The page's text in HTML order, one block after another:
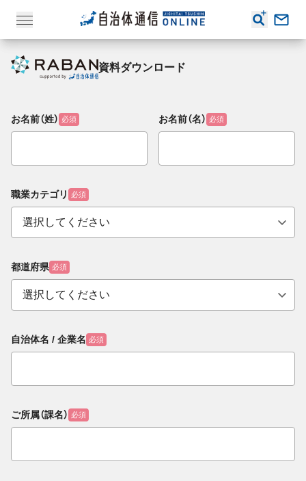
資料ダウンロード
お名前（姓） 必須 お名前（名） 必須
職業カテゴリ 必須
都道府県 必須
自治体名 / 企業名 必須
ご所属（課名） 必須